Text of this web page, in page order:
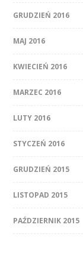
GRUDZIEŃ 2016
MAJ 2016
KWIECIEŃ 2016
MARZEC 2016
LUTY 2016
STYCZEŃ 2016
GRUDZIEŃ 2015
LISTOPAD 2015
PAŹDZIERNIK 2015